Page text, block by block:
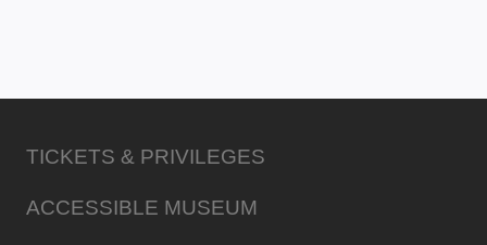
TICKETS & PRIVILEGES
ACCESSIBLE MUSEUM